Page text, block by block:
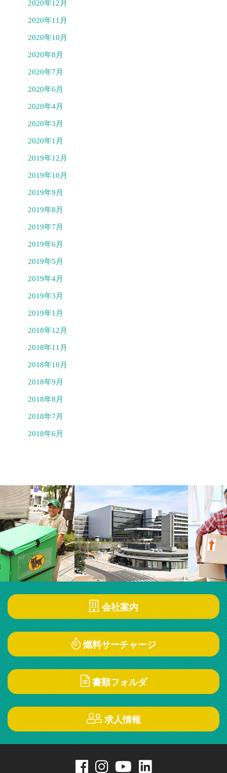
2020年12月
2020年11月
2020年10月
2020年8月
2020年7月
2020年6月
2020年4月
2020年3月
2020年1月
2019年12月
2019年10月
2019年9月
2019年8月
2019年7月
2019年6月
2019年5月
2019年4月
2019年3月
2019年1月
2018年12月
2018年11月
2018年10月
2018年9月
2018年8月
2018年7月
2018年6月
会社案内
燃料サーチャージ
書類フォルダ
求人情報